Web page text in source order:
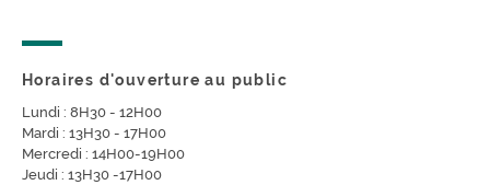
Horaires d'ouverture au public
Lundi : 8H30 - 12H00
Mardi : 13H30 - 17H00
Mercredi : 14H00-19H00
Jeudi : 13H30 -17H00